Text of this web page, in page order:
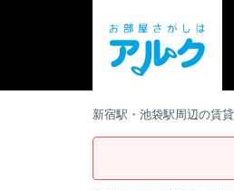
新宿駅・池袋駅周辺の賃